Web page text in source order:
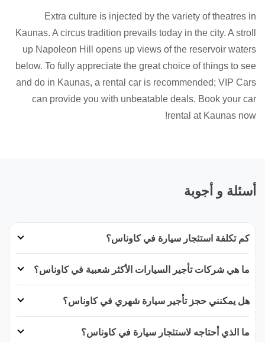
Extra culture is injected by the variety of theatres in
Kaunas. A circus tradition prevails today in the city. A stroll
up Napoleon Hill opens up views of the reservoir waters
below. To fully appreciate the great choice of things to see
and do in Kaunas, a rental car is recommended; VIP Cars
can provide you with unbeatable deals. Book your car
rental at Kaunas now!
أسئلة و أجوبة
كم تكلفة استئجار سيارة في كاوناس؟
ما هي شركات تأجير السيارات الأكثر شعبية في كاوناس؟
هل يمكنني حجز تأجير سيارة شهري في كاوناس؟
ما الذي أحتاجه لاستئجار سيارة في كاوناس؟